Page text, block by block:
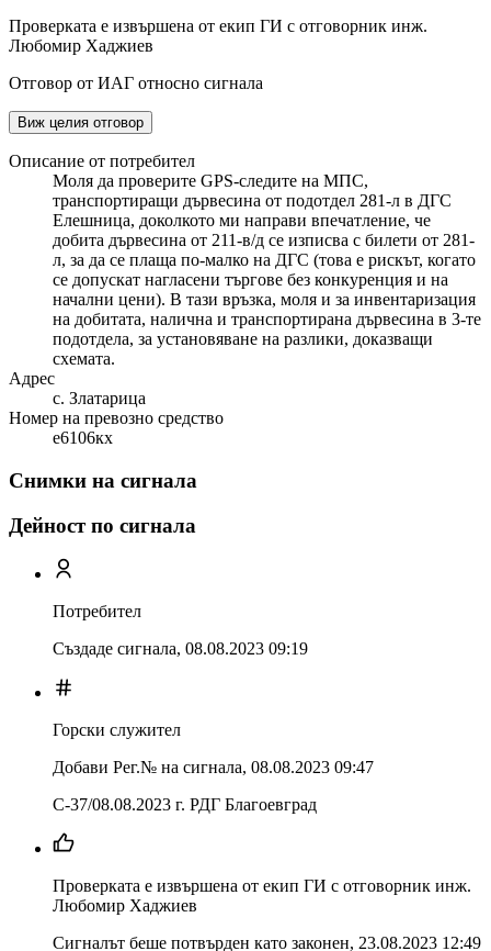
Проверката е извършена от екип ГИ с отговорник инж.
Любомир Хаджиев
Отговор от ИАГ относно сигнала
Виж целия отговор
Описание от потребител
Моля да проверите GPS-следите на МПС,
транспортиращи дървесина от подотдел 281-л в ДГС
Елешница, доколкото ми направи впечатление, че
добита дървесина от 211-в/д се изписва с билети от 281-
л, за да се плаща по-малко на ДГС (това е рискът, когато
се допускат нагласени търгове без конкуренция и на
начални цени). В тази връзка, моля и за инвентаризация
на добитата, налична и транспортирана дървесина в 3-те
подотдела, за установяване на разлики, доказващи
схемата.
Адрес
с. Златарица
Номер на превозно средство
е6106кх
Снимки на сигнала
Дейност по сигнала
Потребител
Създаде сигнала, 08.08.2023 09:19
Горски служител
Добави Рег.№ на сигнала, 08.08.2023 09:47
С-37/08.08.2023 г. РДГ Благоевград
Проверката е извършена от екип ГИ с отговорник инж.
Любомир Хаджиев
Сигналът беше потвърден като законен, 23.08.2023 12:49